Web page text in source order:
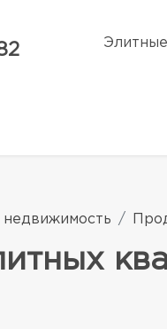
недвижимость